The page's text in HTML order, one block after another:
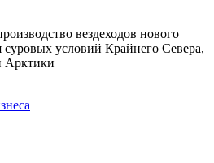
вездеходов нового
суровых условий Крайнего Севера,
Арктики